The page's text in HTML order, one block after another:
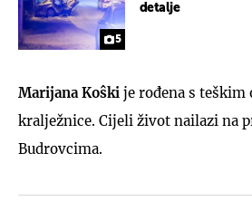
5
detalje
Marijana Koŝki je rođena s teškim
kralježnice. Cijeli život nailazi na
Budrovcima.